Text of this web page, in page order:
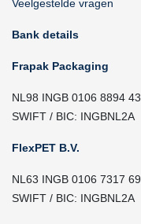
Veelgestelde vragen
Bank details
Frapak Packaging
NL98 INGB 0106 8894 43
SWIFT / BIC: INGBNL2A
FlexPET B.V.
NL63 INGB 0106 7317 69
SWIFT / BIC: INGBNL2A